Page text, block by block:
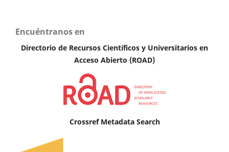
Encuéntranos en
Directorio de Recursos Científicos y Universitarios en
Acceso Abierto (ROAD)
Crossref Metadata Search